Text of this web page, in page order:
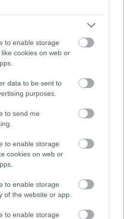
to enable storage
cookies on web or
data to be sent to
purposes.
to send me
to enable storage
cookies on web or
to enable storage
of the website or app.
to enable storage
feliratkozás
a
Csak egy kattintás, és hírlevelünk a